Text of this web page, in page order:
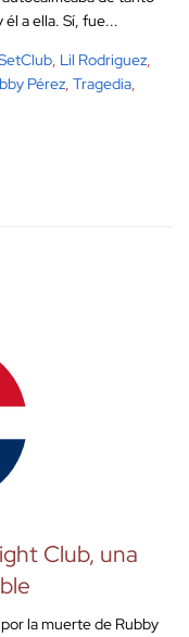
a ella. Sí, fue...
, Lil Rodriguez,
Pérez, Tragedia,
Club, una
la muerte de Rubby